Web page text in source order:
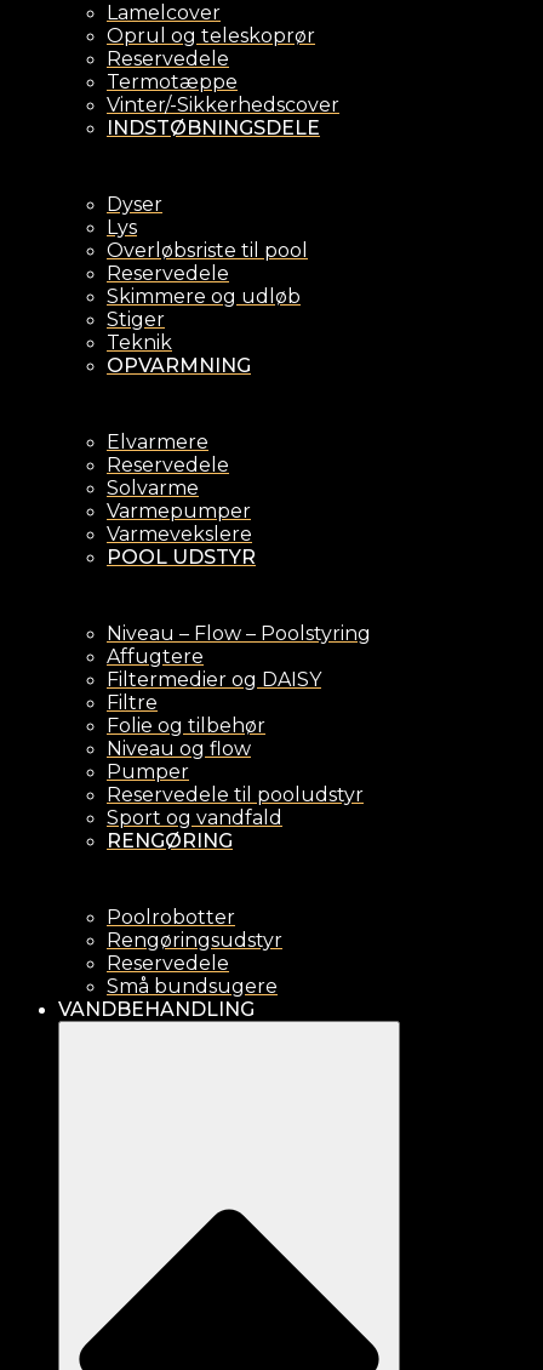
Lamelcover
Oprul og teleskoprør
Reservedele
Termotæppe
Vinter/-Sikkerhedscover
INDSTØBNINGSDELE
Dyser
Lys
Overløbsriste til pool
Reservedele
Skimmere og udløb
Stiger
Teknik
OPVARMNING
Elvarmere
Reservedele
Solvarme
Varmepumper
Varmevekslere
POOL UDSTYR
Niveau – Flow – Poolstyring
Affugtere
Filtermedier og DAISY
Filtre
Folie og tilbehør
Niveau og flow
Pumper
Reservedele til pooludstyr
Sport og vandfald
RENGØRING
Poolrobotter
Rengøringsudstyr
Reservedele
Små bundsugere
VANDBEHANDLING